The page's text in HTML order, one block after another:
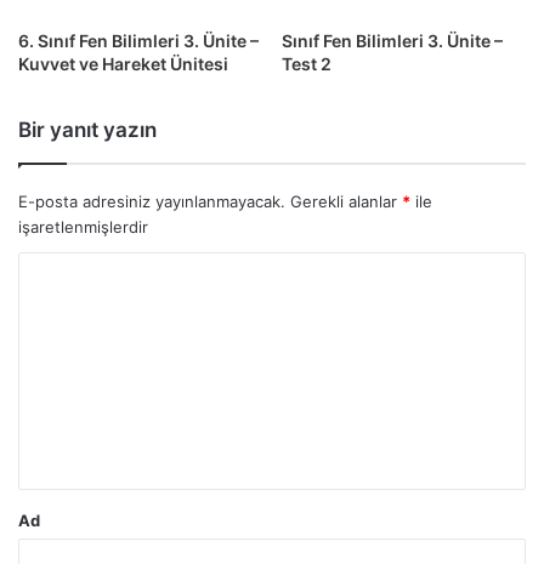
6. Sınıf Fen Bilimleri 3. Ünite –
Kuvvet ve Hareket Ünitesi
Sınıf Fen Bilimleri 3. Ünite –
Test 2
Bir yanıt yazın
E-posta adresiniz yayınlanmayacak. Gerekli alanlar * ile
işaretlenmişlerdir
Ad